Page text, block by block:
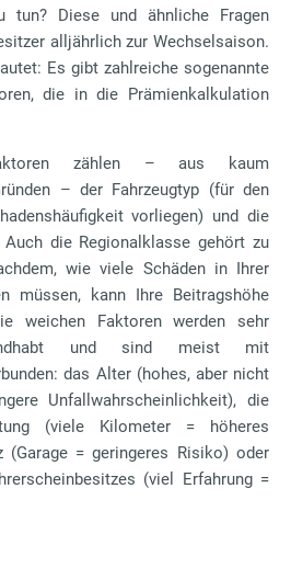
tun? Diese und ähnliche Fragen
alljährlich zur Wechselsaison.
Es gibt zahlreiche sogenannte
die in die Prämienkalkulation
zählen – aus kaum
– der Fahrzeugtyp (für den
vorliegen) und die
die Regionalklasse gehört zu
wie viele Schäden in Ihrer
müssen, kann Ihre Beitragshöhe
weichen Faktoren werden sehr
und sind meist mit
das Alter (hohes, aber nicht
Unfallwahrscheinlichkeit), die
(viele Kilometer = höheres
(Garage = geringeres Risiko) oder
(viel Erfahrung =